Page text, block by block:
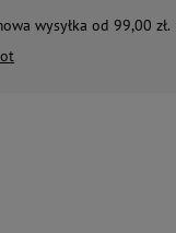
wysyłka od 99,00 zł.